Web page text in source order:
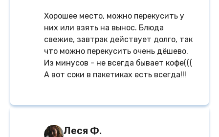
Хорошее место, можно перекусить у
них или взять на вынос. Блюда
свежие, завтрак действует долго, так
что можно перекусить очень дёшево.
Из минусов - не всегда бывает кофе(((
А вот соки в пакетиках есть всегда!!!
Леся Ф.